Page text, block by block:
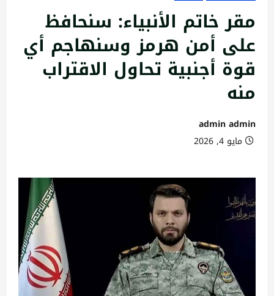
مقر خاتم الأنبياء: سنحافظ
على أمن هرمز وسنهاجم أي
قوة أجنبية تحاول الاقتراب
منه
admin admin
مايو 4, 2026